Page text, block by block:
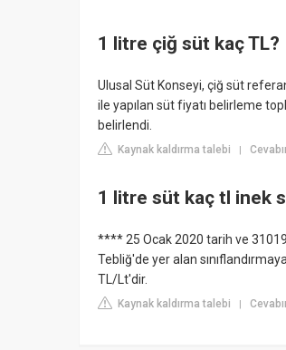
1 litre çiğ süt kaç TL?
Ulusal Süt Konseyi, çiğ süt
ile yapılan süt fiyatı belirleme
belirlendi.
Kaynak kaldırma talebi |
1 litre süt kaç tl inek
**** 25 Ocak 2020 tarih ve 31019
Tebliğ'de yer alan
TL/Lt'dir.
Kaynak kaldırma talebi |